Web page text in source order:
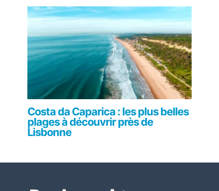
Costa da Caparica : les plus belles
plages à découvrir près de
Lisbonne